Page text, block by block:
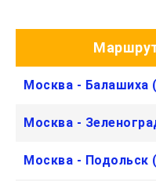
Москва - Балашиха
Москва -
Москва - Подольск